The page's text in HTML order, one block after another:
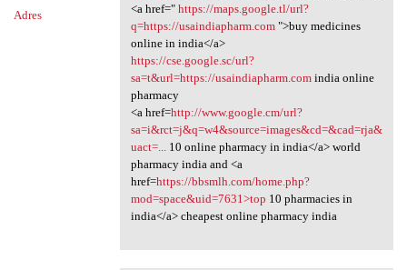
Adres
<a href=" https://maps.google.tl/url?
q=https://usaindiapharm.com">buy medicines
online in india</a>
https://cse.google.sc/url?
sa=t&url=https://usaindiapharm.comindia online
pharmacy
<a href=http://www.google.cm/url?
sa=i&rct=j&q=w4&source=images&cd=&cad=rja&
uact=...10 online pharmacy in india</a> world
pharmacy india and <a
href=https://bbsmlh.com/home.php?
mod=space&uid=7631>top 10 pharmacies in
india</a> cheapest online pharmacy india